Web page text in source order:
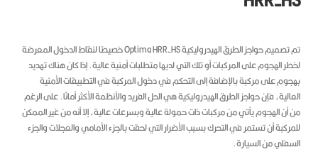
تم تصميم حواجز الطرق الهيدروليكية Optima HRR-HS خصيصًا لنقاط الدخول المعرضة
الهجوم على المركبات أو تلك التي لديها متطلبات أمنية عالية.إذا كان هناك تهديد
على مركبة بالإضافة إلى التحكم في دخول المركبة في التطبيقات الأمنية
فإن حواجز الطرق الهيدروليكية هي الحل الفريد والأنظمة الأكثر أمانًا.على الرغم
الهجوم يأتي من مركبات ذات حمولة عالية وبسرعات عالية، إلا أنه من غير الممكن
أن تستمر في التحرك بسبب الأضرار التي لحقت بالجزء الأمامي والعجلات والجزء
من السيارة.